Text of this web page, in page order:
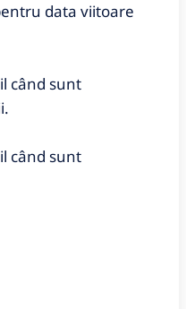
data viitoare
când sunt
când sunt